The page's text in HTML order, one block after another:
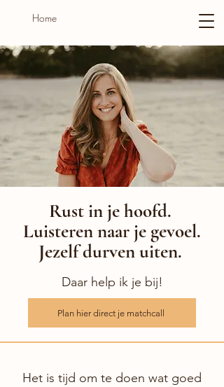
Home
Rust in je hoofd.
Luisteren naar je gevoel.
Jezelf durven uiten.
Daar help ik je bij!
Plan hier direct je matchcall
Het is tijd om te doen wat goed